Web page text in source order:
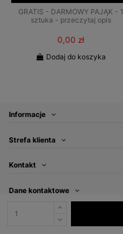
GRATIS - DARMOWY PAJĄK - 1
sztuka - przeczytaj opis
0,00 zł
Dodaj do koszyka
Informacje
Strefa klienta
Kontakt
Dane kontaktowe
Subskrybuj